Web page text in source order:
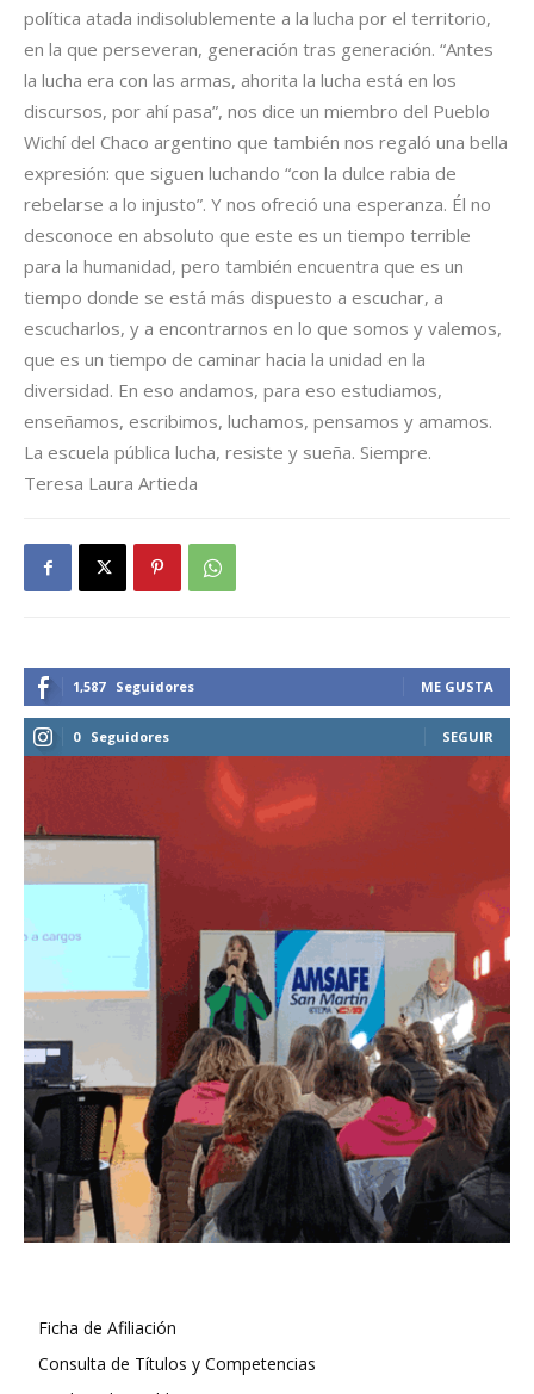
política atada indisolublemente a la lucha por el territorio,
en la que perseveran, generación tras generación. “Antes
la lucha era con las armas, ahorita la lucha está en los
discursos, por ahí pasa”, nos dice un miembro del Pueblo
Wichí del Chaco argentino que también nos regaló una bella
expresión: que siguen luchando “con la dulce rabia de
rebelarse a lo injusto”. Y nos ofreció una esperanza. Él no
desconoce en absoluto que este es un tiempo terrible
para la humanidad, pero también encuentra que es un
tiempo donde se está más dispuesto a escuchar, a
escucharlos, y a encontrarnos en lo que somos y valemos,
que es un tiempo de caminar hacia la unidad en la
diversidad. En eso andamos, para eso estudiamos,
enseñamos, escribimos, luchamos, pensamos y amamos.
La escuela pública lucha, resiste y sueña. Siempre.
Teresa Laura Artieda
1,587 Seguidores ME GUSTA
0 Seguidores SEGUIR
Ficha de Afiliación
Consulta de Títulos y Competencias